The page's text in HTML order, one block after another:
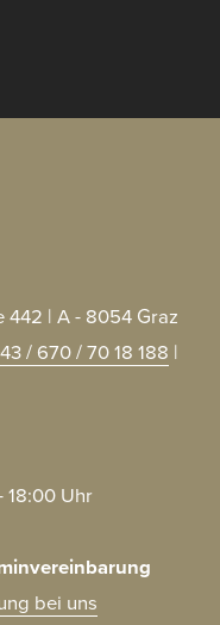
442 | A- 8054 Graz
/ 670/7018 188 |
18:00 Uhr
bei uns